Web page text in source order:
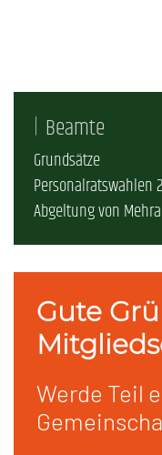
Beamte
Grundsätze
Personalratswahlen
Abgeltung von
Gute
Werde Teil